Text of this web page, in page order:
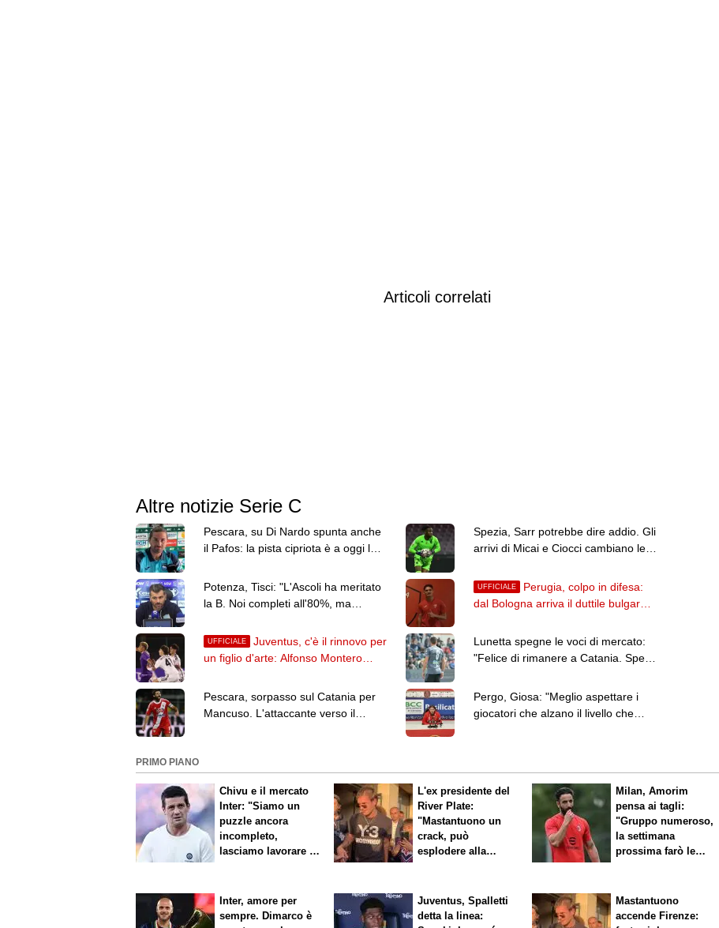
Articoli correlati
Altre notizie Serie C
Pescara, su Di Nardo spunta anche
il Pafos: la pista cipriota è a oggi la
Spezia, Sarr potrebbe dire addio. Gli
arrivi di Micai e Ciocci cambiano le
Potenza, Tisci: "L'Ascoli ha meritato
la B. Noi completi all'80%, ma
UFFICIALE
Perugia, colpo in difesa:
dal Bologna arriva il duttile bulgaro
UFFICIALE
Juventus, c'è il rinnovo per
un figlio d'arte: Alfonso Montero
Lunetta spegne le voci di mercato:
"Felice di rimanere a Catania. Spero
Pescara, sorpasso sul Catania per
Mancuso. L'attaccante verso il
Pergo, Giosa: "Meglio aspettare i
giocatori che alzano il livello che
PRIMO PIANO
Chivu e il mercato
Inter: "Siamo un
puzzle ancora
incompleto,
lasciamo lavorare i
L'ex presidente del
River Plate:
"Mastantuono un
crack, può
esplodere alla
Milan, Amorim
pensa ai tagli:
"Gruppo numeroso,
la settimana
prossima farò le
Inter, amore per
sempre. Dimarco è
Juventus, Spalletti
detta la linea:
Mastantuono
accende Firenze: